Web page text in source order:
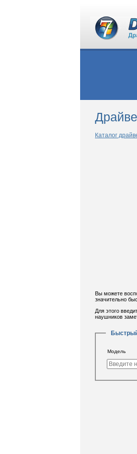
Каталог
Вы можете
значительно
Для этого
наушников
Модель